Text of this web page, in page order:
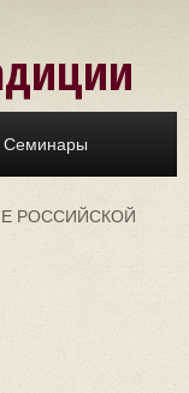
Семинары
РОССИЙСКОЙ